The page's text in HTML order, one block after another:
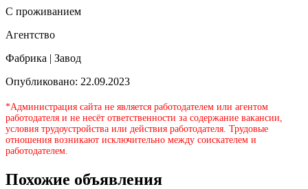
С проживанием
Агентство
Фабрика | Завод
Опубликовано: 22.09.2023
*Администрация сайта не является работодателем или агентом
работодателя и не несёт ответственности за содержание вакансии,
условия трудоустройства или действия работодателя. Трудовые
отношения возникают исключительно между соискателем и
работодателем.
Похожие объявления